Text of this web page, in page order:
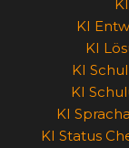
KI
KI
KI
KI
KI
KI Status